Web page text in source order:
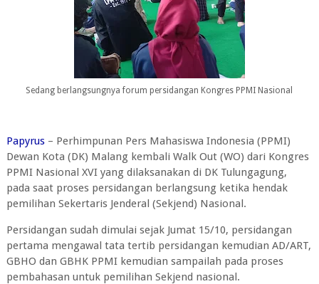
Sedang berlangsungnya forum persidangan Kongres PPMI Nasional
Papyrus– Perhimpunan Pers Mahasiswa Indonesia (PPMI)
Dewan Kota (DK) Malang kembali Walk Out (WO) dari Kongres
PPMI Nasional XVI yang dilaksanakan di DK Tulungagung,
pada saat proses persidangan berlangsung ketika hendak
pemilihan Sekertaris Jenderal (Sekjend) Nasional.
Persidangan sudah dimulai sejak Jumat 15/10, persidangan
pertama mengawal tata tertib persidangan kemudian AD/ART,
GBHO dan GBHK PPMI kemudian sampailah pada proses
pembahasan untuk pemilihan Sekjend nasional.